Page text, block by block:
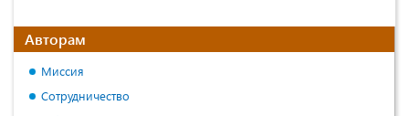
Авторам
Миссия
Сотрудничество